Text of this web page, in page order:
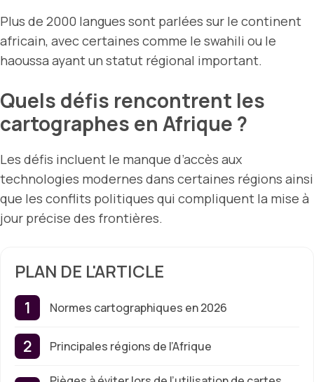
Plus de 2000 langues sont parlées sur le continent
africain, avec certaines comme le swahili ou le
haoussa ayant un statut régional important.
Quels défis rencontrent les
cartographes en Afrique ?
Les défis incluent le manque d’accès aux
technologies modernes dans certaines régions ainsi
que les conflits politiques qui compliquent la mise à
jour précise des frontières.
PLAN DE L'ARTICLE
Normes cartographiques en 2026
Principales régions de l’Afrique